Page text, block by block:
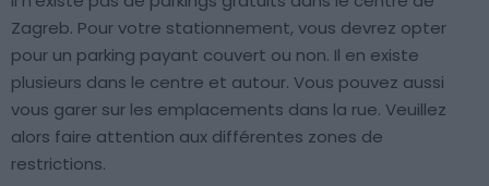
Zagreb. Pour votre stationnement, vous devrez opter
pour un parking payant couvert ou non. Il en existe
plusieurs dans le centre et autour. Vous pouvez aussi
vous garer sur les emplacements dans la rue. Veuillez
alors faire attention aux différentes zones de
restrictions.